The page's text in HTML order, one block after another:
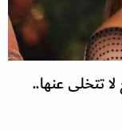
تتخلى عنها..